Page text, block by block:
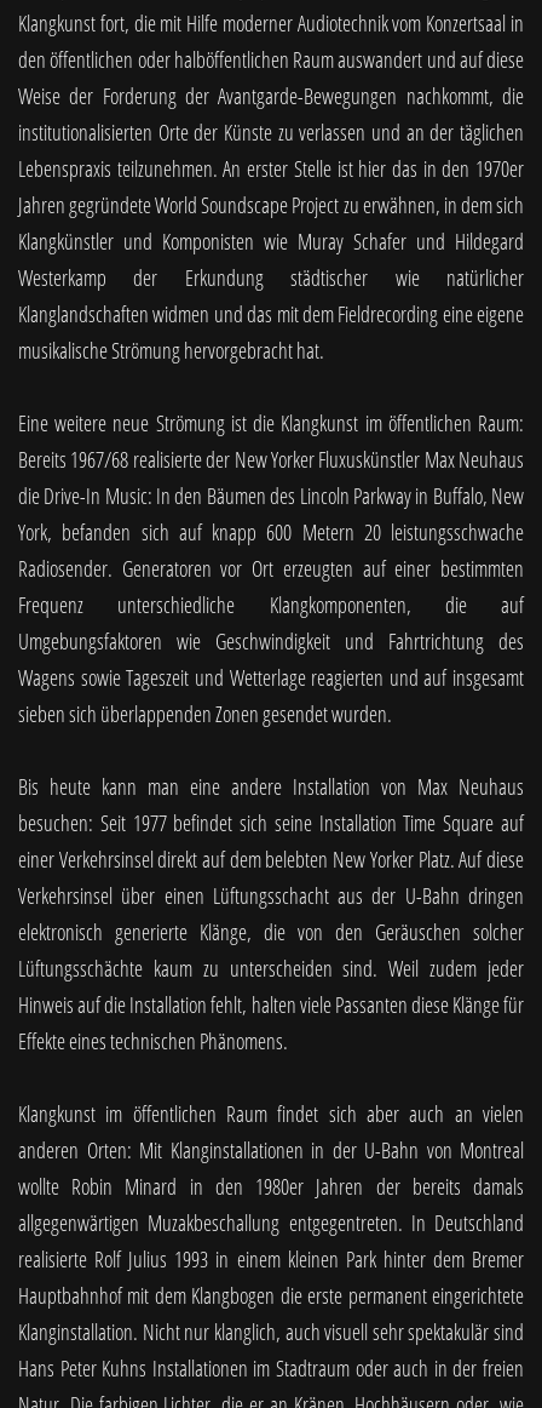
Klangkunst fort, die mit Hilfe moderner Audiotechnik vom Konzertsaal in
den öffentlichen oder halböffentlichen Raum auswandert und auf diese
Weise der Forderung der Avantgarde-Bewegungen nachkommt, die
institutionalisierten Orte der Künste zu verlassen und an der täglichen
Lebenspraxis teilzunehmen. An erster Stelle ist hier das in den 1970er
Jahren gegründete World Soundscape Project zu erwähnen, in dem sich
Klangkünstler und Komponisten wie Muray Schafer und Hildegard
Westerkamp der Erkundung städtischer wie natürlicher
Klanglandschaften widmen und das mit dem Fieldrecording eine eigene
musikalische Strömung hervorgebracht hat.
Eine weitere neue Strömung ist die Klangkunst im öffentlichen Raum:
Bereits 1967/68 realisierte der New Yorker Fluxuskünstler Max Neuhaus
die Drive-In Music: In den Bäumen des Lincoln Parkway in Buffalo, New
York, befanden sich auf knapp 600 Metern 20 leistungsschwache
Radiosender. Generatoren vor Ort erzeugten auf einer bestimmten
Frequenz unterschiedliche Klangkomponenten, die auf
Umgebungsfaktoren wie Geschwindigkeit und Fahrtrichtung des
Wagens sowie Tageszeit und Wetterlage reagierten und auf insgesamt
sieben sich überlappenden Zonen gesendet wurden.
Bis heute kann man eine andere Installation von Max Neuhaus
besuchen: Seit 1977 befindet sich seine Installation Time Square auf
einer Verkehrsinsel direkt auf dem belebten New Yorker Platz. Auf diese
Verkehrsinsel über einen Lüftungsschacht aus der U-Bahn dringen
elektronisch generierte Klänge, die von den Geräuschen solcher
Lüftungsschächte kaum zu unterscheiden sind. Weil zudem jeder
Hinweis auf die Installation fehlt, halten viele Passanten diese Klänge für
Effekte eines technischen Phänomens.
Klangkunst im öffentlichen Raum findet sich aber auch an vielen
anderen Orten: Mit Klanginstallationen in der U-Bahn von Montreal
wollte Robin Minard in den 1980er Jahren der bereits damals
allgegenwärtigen Muzakbeschallung entgegentreten. In Deutschland
realisierte Rolf Julius 1993 in einem kleinen Park hinter dem Bremer
Hauptbahnhof mit dem Klangbogen die erste permanent eingerichtete
Klanginstallation. Nicht nur klanglich, auch visuell sehr spektakulär sind
Hans Peter Kuhns Installationen im Stadtraum oder auch in der freien